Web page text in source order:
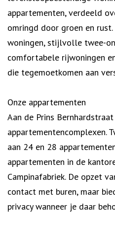
appartementen, verdeeld
omringd door groen en
woningen, stijlvolle twee-
comfortabele rijwoningen
die tegemoetkomen aan
Onze appartementen
Aan de Prins
appartementencomplexen.
aan 24 en 28
appartementen in de
Campinafabriek. De opzet
contact met buren, maar
privacy wanneer je daar